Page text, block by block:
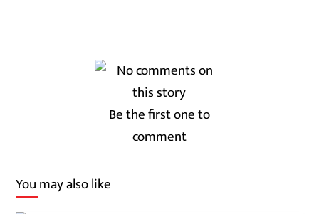
Be the first one to
comment
You may also like